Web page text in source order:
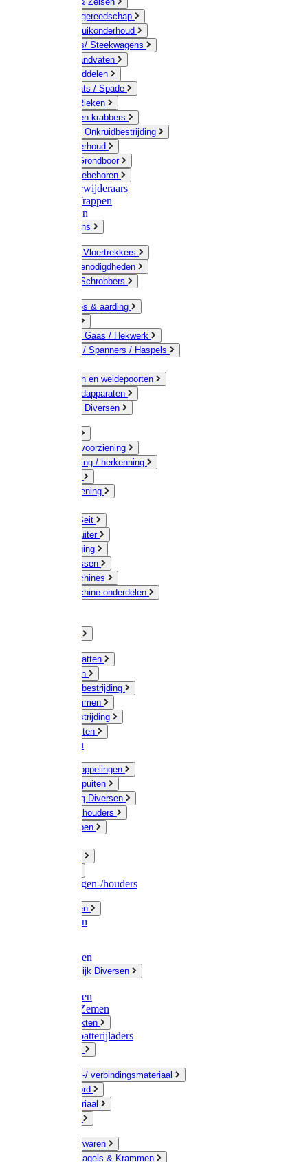
Elektrisch gereedschap
Boom / Struikonderhoud
Kruiwagens/ Steekwagens
Stelen / Handvaten
Tuinhulpmiddelen
Schop / Bats / Spade
Vorken & Rieken
Cultivator en krabbers
Schoffels / Onkruidbestrijding
Gazononderhoud
Hamers / Grondboor
Sledes / toebehoren
Onkruidverwijderaars
Ladders / Trappen
Werkbanken
Betonmolens
Bezems & Vloertrekkers
Schildersbenodigdheden
Borstels / Schrobbers
Accessoires & aarding
Geleiders / Gaas / Hekwerk
Verbinders / Spanners / Haspels
Doorgangen en weidepoorten
Schrikdraadapparaten
Afrastering Diversen
Drinkwatervoorziening
Veemarkering-/ herkenning
Voervoorziening
Schaap / Geit
Paard & Ruiter
Veeverzorging
Scheermessen
Scheermachines
Scheermachine onderdelen
Muizen / Ratten
Drukspuiten
Ongediertebestrijding
Mollenklemmen
Onkruidbestrijding
Vliegenkasten
Meststoffen
Messing koppelingen
Gieters / Spuiten
Besproeiing Diversen
Slangen & houders
Waterpompen
Slangenwagen-/houders
Olie / Vetten
Chemicalien
Plasticzakken
Huishoudelijk Diversen
Zaksluitingen
Sponzen / Zemen
Zeepprodukten
Batterij & batterijladers
Zaklampen
Verpakking-/ verbindingsmateriaal
Touw / Koord
Afdekmateriaal
Kleine ijzerwaren
Spijkers, Nagels & Krammen